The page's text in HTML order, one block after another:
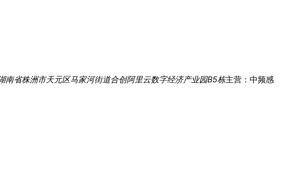
南省株洲市天元区马家河街道合创阿里云数字经济产业园B5栋主营：中频感